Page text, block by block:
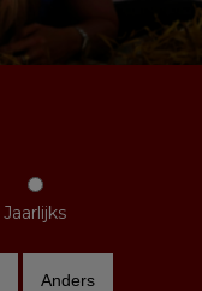
Jaarlijks
Anders